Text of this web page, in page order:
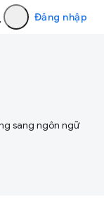
Đăng nhập
sang ngôn ngữ